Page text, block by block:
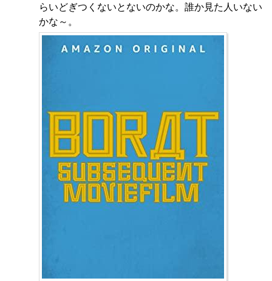
らいどぎつくないとないのかな。誰か見た人いない
かな～。